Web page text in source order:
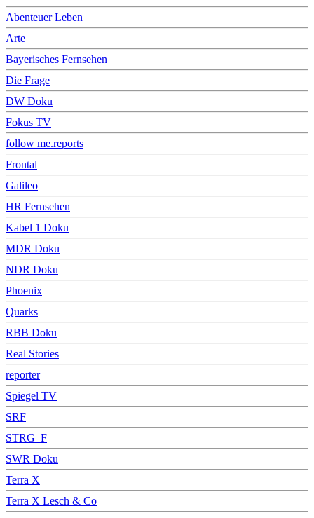
Abenteuer Leben
Arte
Bayerisches Fernsehen
Die Frage
DW Doku
Fokus TV
follow me.reports
Frontal
Galileo
HR Fernsehen
Kabel 1 Doku
MDR Doku
NDR Doku
Phoenix
Quarks
RBB Doku
Real Stories
reporter
Spiegel TV
SRF
STRG_F
SWR Doku
Terra X
Terra X Lesch & Co